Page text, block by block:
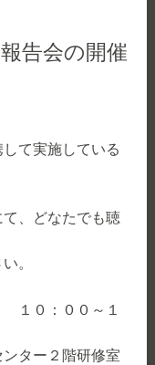
告会の開催
て実施している
、どなたでも聴
。
１０：００～１
ター２階研修室